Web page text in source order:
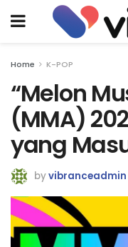
Home K-POP
“Melon
(MMA)
yang
byvibranceadmin